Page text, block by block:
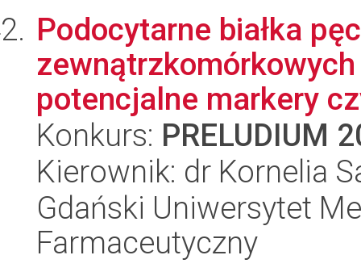
Podocytarne białka
potencjalne markery
Konkurs: PRELUDIUM
Kierownik: dr Kornelia
Gdański Uniwersytet
Farmaceutyczny